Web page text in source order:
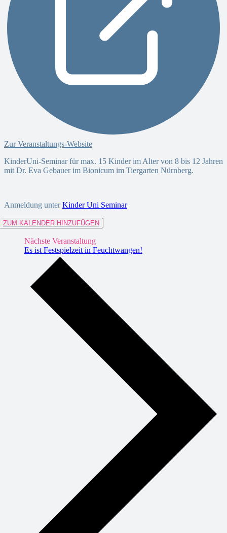
Zur Veranstaltungs-Website
KinderUni-Seminar für max. 15 Kinder im Alter von 8 bis 12 Jahren
mit Dr. Eva Gebauer im Bionicum im Tiergarten Nürnberg.
Anmeldung unterKinder Uni Seminar
ZUM KALENDER HINZUFÜGEN
Nächste Veranstaltung
Es ist Festspielzeit in Feuchtwangen!